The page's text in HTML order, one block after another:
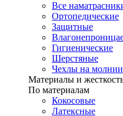
Все
Ортопедические
Защитные
Гигиенические
Шерстяные
Чехлы на молнии
Материалы и
По материалам
Кокосовые
Латексные